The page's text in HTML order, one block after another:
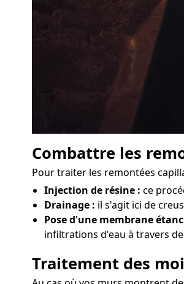
Combattre les
Pour traiter les remontées
Injection de résine : ce
Drainage : il s'agit ici de
Pose d'une membrane
infiltrations d'eau à travers
Traitement des